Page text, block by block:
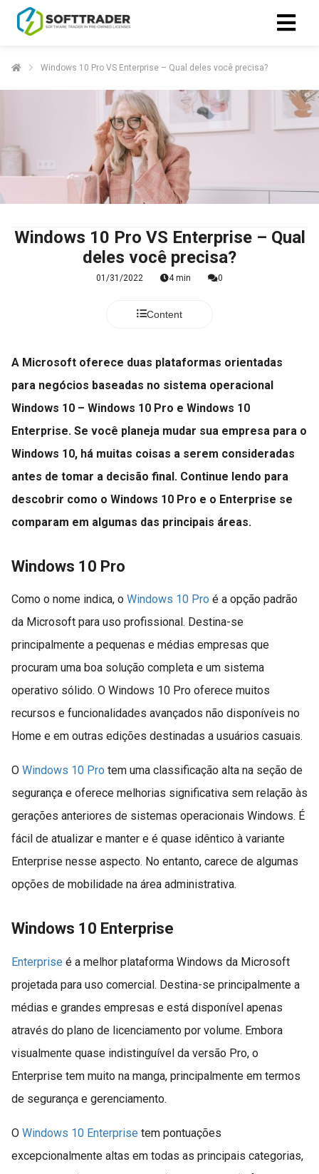
Windows 10 Pro VS Enterprise – Qual deles você precisa?
Windows 10 Pro VS Enterprise – Qual
deles você precisa?
01/31/2022 4 min 0
Content
A Microsoft oferece duas plataformas orientadas
para negócios baseadas no sistema operacional
Windows 10 – Windows 10 Pro e Windows 10
Enterprise. Se você planeja mudar sua empresa para o
Windows 10, há muitas coisas a serem consideradas
antes de tomar a decisão final. Continue lendo para
descobrir como o Windows 10 Pro e o Enterprise se
comparam em algumas das principais áreas.
Windows 10 Pro
Como o nome indica, o Windows 10 Pro é a opção padrão
da Microsoft para uso profissional. Destina-se
principalmente a pequenas e médias empresas que
procuram uma boa solução completa e um sistema
operativo sólido. O Windows 10 Pro oferece muitos
recursos e funcionalidades avançados não disponíveis no
Home e em outras edições destinadas a usuários casuais.
O Windows 10 Pro tem uma classificação alta na seção de
segurança e oferece melhorias significativa sem relação às
gerações anteriores de sistemas operacionais Windows. É
fácil de atualizar e manter e é quase idêntico à variante
Enterprise nesse aspecto. No entanto, carece de algumas
opções de mobilidade na área administrativa.
Windows 10 Enterprise
Enterprise é a melhor plataforma Windows da Microsoft
projetada para uso comercial. Destina-se principalmente a
médias e grandes empresas e está disponível apenas
através do plano de licenciamento por volume. Embora
visualmente quase indistinguível da versão Pro, o
Enterprise tem muito na manga, principalmente em termos
de segurança e gerenciamento.
O Windows 10 Enterprise tem pontuações
excepcionalmente altas em todas as principais categorias,